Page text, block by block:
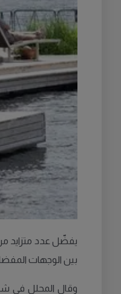
يفضّل عدد متزايد
بين الوجهات
وقال المحلل في